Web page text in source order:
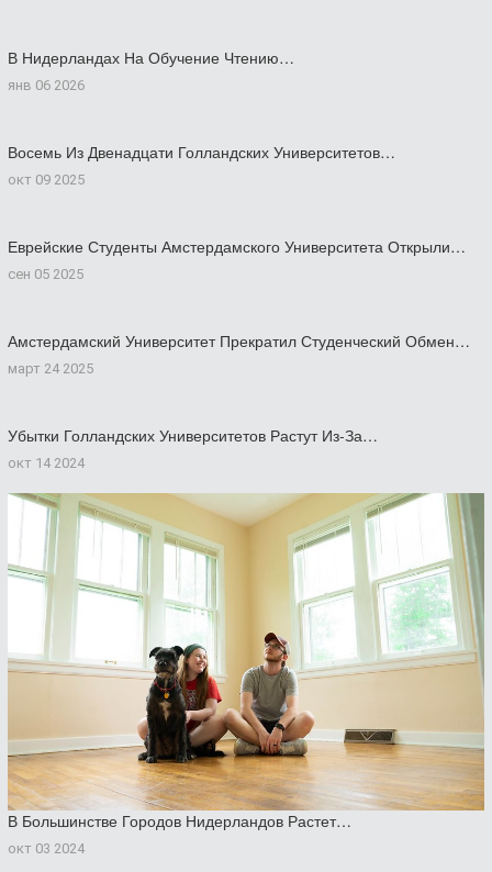
В Нидерландах На Обучение Чтению…
янв 06 2026
Восемь Из Двенадцати Голландских Университетов…
окт 09 2025
Еврейские Студенты Амстердамского Университета Открыли…
сен 05 2025
Амстердамский Университет Прекратил Студенческий Обмен…
март 24 2025
Убытки Голландских Университетов Растут Из-За…
окт 14 2024
В Большинстве Городов Нидерландов Растет…
окт 03 2024